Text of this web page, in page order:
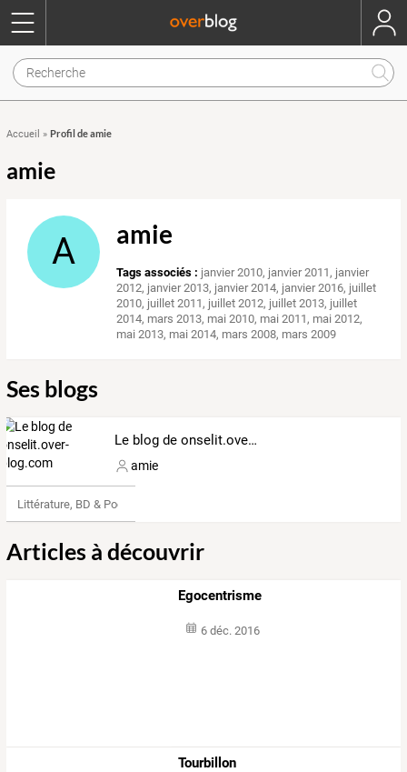
Accueil » Profil de amie
amie
A amie
Tags associés : janvier 2010, janvier 2011, janvier
2012, janvier 2013, janvier 2014, janvier 2016, juillet
2010, juillet 2011, juillet 2012, juillet 2013, juillet
2014, mars 2013, mai 2010, mai 2011, mai 2012,
mai 2013, mai 2014, mars 2008, mars 2009
Ses blogs
Le blog de onselit.over-blog.com
amie
Littérature, BD & Poésie
Articles à découvrir
Egocentrisme
6 déc. 2016
Tourbillon